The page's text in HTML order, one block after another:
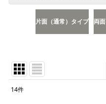
片面（通常）タイプ 両
14件